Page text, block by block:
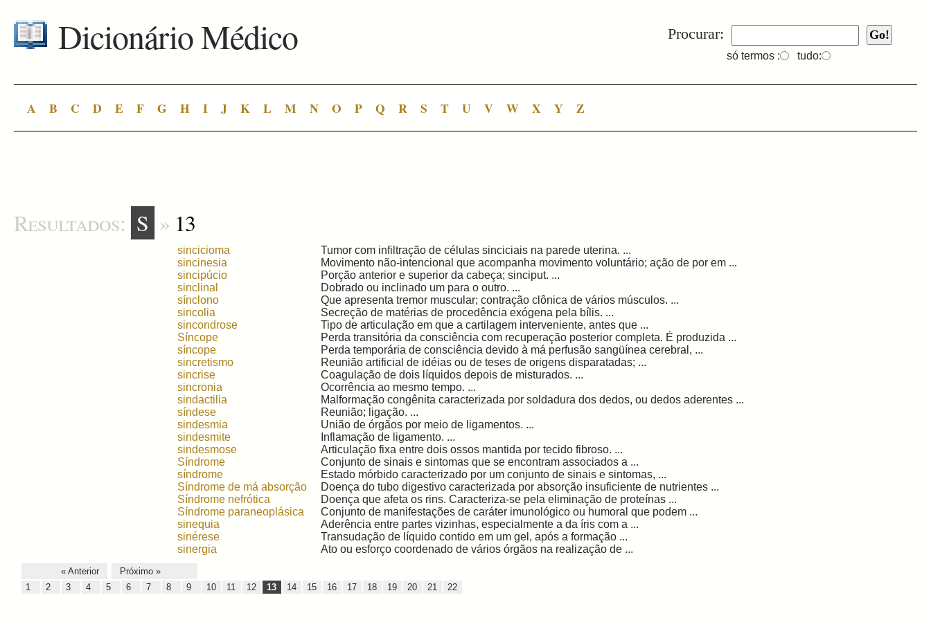
Procurar:
só termos : tudo:
Dicionário Médico
A B C D E F G H I J K L M N O P Q R S T U V W X Y Z
Resultados: S » 13
sincicioma
Tumor com infiltração de células sinciciais na parede uterina. ...
sincinesia
Movimento não-intencional que acompanha movimento voluntário; ação de por em ...
sincipúcio
Porção anterior e superior da cabeça; sinciput. ...
sinclinal
Dobrado ou inclinado um para o outro. ...
sínclono
Que apresenta tremor muscular; contração clônica de vários músculos. ...
sincolia
Secreção de matérias de procedência exógena pela bílis. ...
sincondrose
Tipo de articulação em que a cartilagem interveniente, antes que ...
Síncope
Perda transitória da consciência com recuperação posterior completa. É produzida ...
síncope
Perda temporária de consciência devido à má perfusão sangüínea cerebral, ...
sincretismo
Reunião artificial de idéias ou de teses de origens disparatadas; ...
sincrise
Coagulação de dois líquidos depois de misturados. ...
sincronia
Ocorrência ao mesmo tempo. ...
sindactilia
Malformação congênita caracterizada por soldadura dos dedos, ou dedos aderentes ...
síndese
Reunião; ligação. ...
sindesmia
União de órgãos por meio de ligamentos. ...
sindesmite
Inflamação de ligamento. ...
sindesmose
Articulação fixa entre dois ossos mantida por tecido fibroso. ...
Síndrome
Conjunto de sinais e sintomas que se encontram associados a ...
síndrome
Estado mórbido caracterizado por um conjunto de sinais e sintomas, ...
Síndrome de má absorção
Doença do tubo digestivo caracterizada por absorção insuficiente de nutrientes ...
Síndrome nefrótica
Doença que afeta os rins. Caracteriza-se pela eliminação de proteínas ...
Síndrome paraneoplásica
Conjunto de manifestações de caráter imunológico ou humoral que podem ...
sinequia
Aderência entre partes vizinhas, especialmente a da íris com a ...
sinérese
Transudação de líquido contido em um gel, após a formação ...
sinergia
Ato ou esforço coordenado de vários órgãos na realização de ...
« Anterior
Próximo »
1
2 3 4 5 6 7 8 9 10 11 12 13 14 15 16 17 18 19 20 21 22